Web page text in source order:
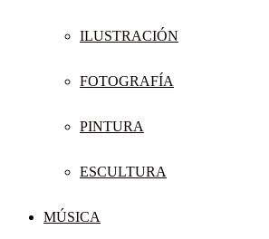
ILUSTRACIÓN
FOTOGRAFÍA
PINTURA
ESCULTURA
MÚSICA